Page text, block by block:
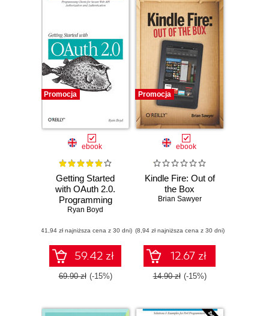
Promocja
ebook
Getting Started
with OAuth 2.0.
Programming
Clients for Secure
Authorization and
Authentication
Ryan Boyd
(41,94 zł najniższa cena z 30 dni)
59.42 zł
69.90 zł (-15%)
Promocja
ebook
Kindle Fire: Out of
the Box
Brian Sawyer
(8,94 zł najniższa cena z 30 dni)
12.67 zł
14.90 zł (-15%)